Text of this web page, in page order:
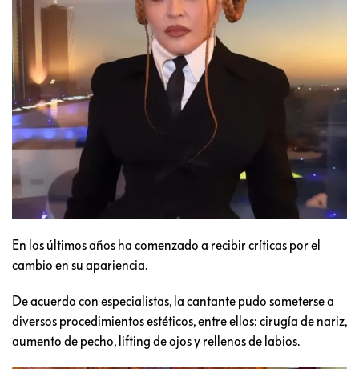
En los últimos años ha comenzado a recibir críticas por el
cambio en su apariencia.
De acuerdo con especialistas, la cantante pudo someterse a
diversos procedimientos estéticos, entre ellos: cirugía de nariz,
aumento de pecho, lifting de ojos y rellenos de labios.